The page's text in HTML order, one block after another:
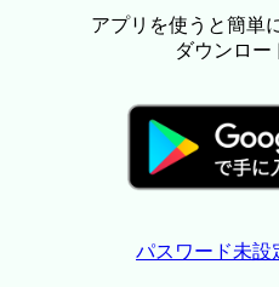
アプリを使うと簡単
ダウンロー
パスワード未設